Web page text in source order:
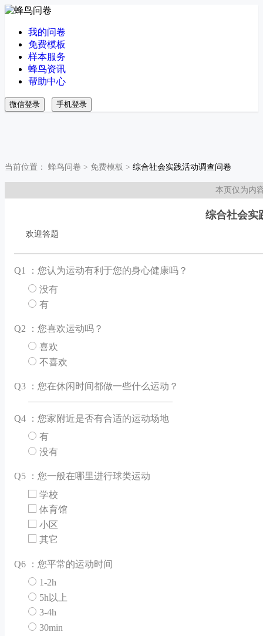
我的问卷
免费模板
样本服务
蜂鸟资讯
帮助中心
微信登录 手机登录
当前位置： 蜂鸟问卷 > 免费模板 > 综合社会实践活动调查问卷
本页仅为内
综合社会实
欢迎答题
Q1 ：您认为运动有利于您的身心健康吗？
没有
有
Q2 ：您喜欢运动吗？
喜欢
不喜欢
Q3 ：您在休闲时间都做一些什么运动？
Q4 ：您家附近是否有合适的运动场地
有
没有
Q5 ：您一般在哪里进行球类运动
学校
体育馆
小区
其它
Q6 ：您平常的运动时间
1-2h
5h以上
3-4h
30min